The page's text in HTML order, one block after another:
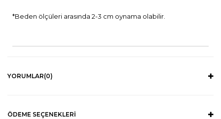
*Beden ölçüleri arasında 2-3 cm oynama olabilir.
YORUMLAR(0)
ÖDEME SEÇENEKLERI